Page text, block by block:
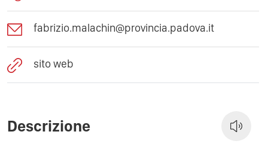
fabrizio.malachin@provincia.padova.it
sito web
Descrizione